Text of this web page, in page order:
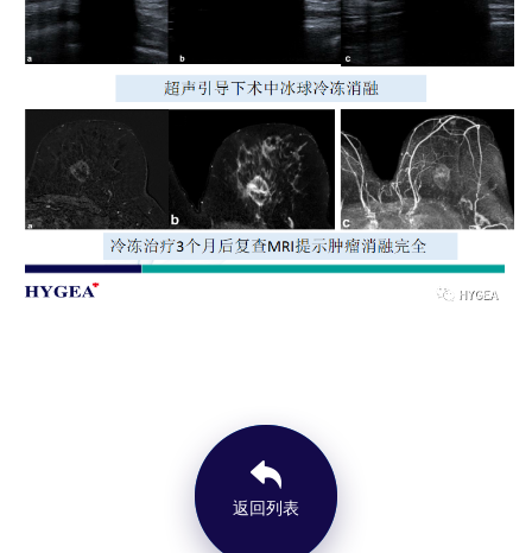
返回列表